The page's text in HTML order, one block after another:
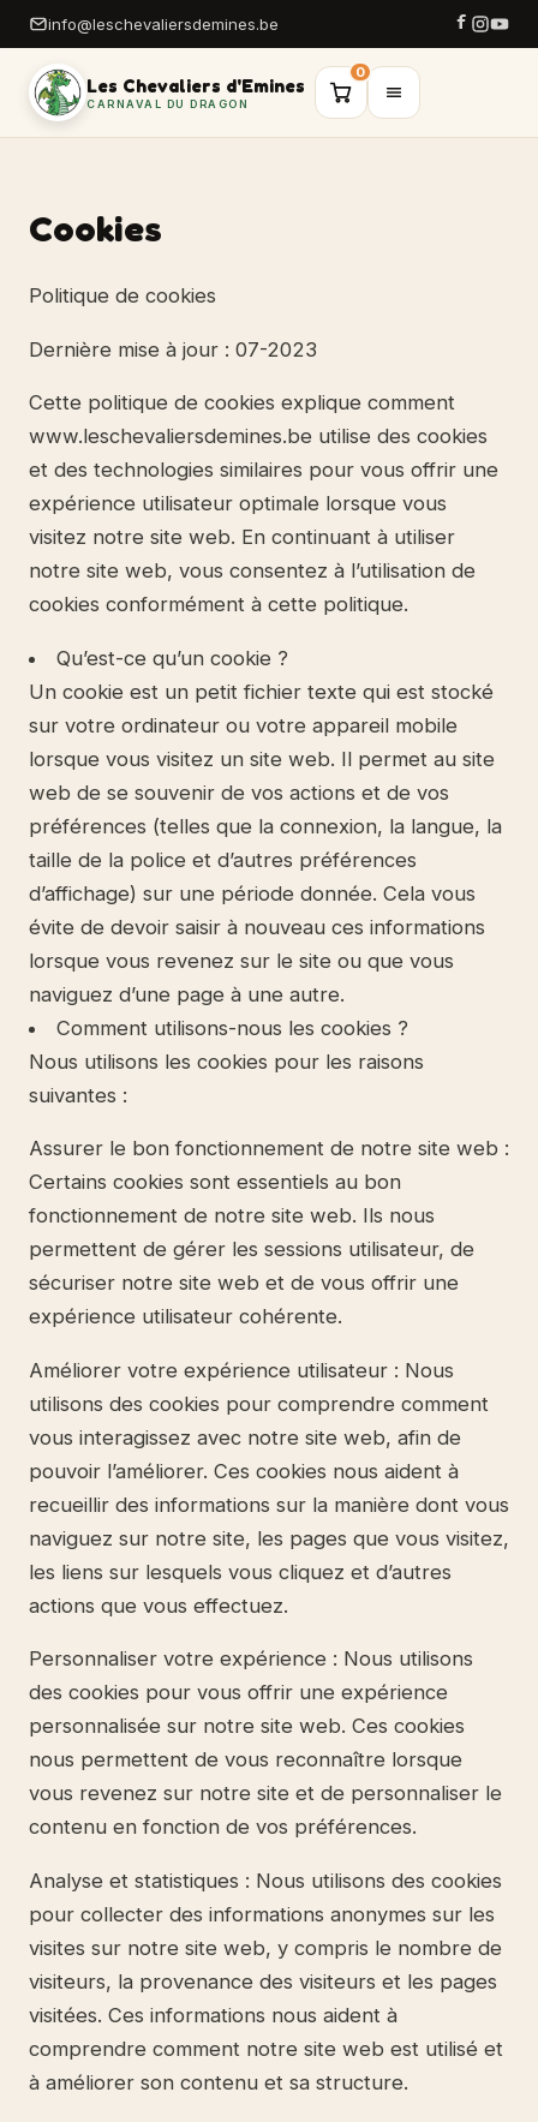
info@leschevaliersdemines.be
Les Chevaliers d'Emines
CARNAVAL DU DRAGON
0
Cookies
Politique de cookies
Dernière mise à jour : 07-2023
Cette politique de cookies explique comment
www.leschevaliersdemines.be utilise des cookies
et des technologies similaires pour vous offrir une
expérience utilisateur optimale lorsque vous
visitez notre site web. En continuant à utiliser
notre site web, vous consentez à l’utilisation de
cookies conformément à cette politique.
Qu’est-ce qu’un cookie ?
Un cookie est un petit fichier texte qui est stocké
sur votre ordinateur ou votre appareil mobile
lorsque vous visitez un site web. Il permet au site
web de se souvenir de vos actions et de vos
préférences (telles que la connexion, la langue, la
taille de la police et d’autres préférences
d’affichage) sur une période donnée. Cela vous
évite de devoir saisir à nouveau ces informations
lorsque vous revenez sur le site ou que vous
naviguez d’une page à une autre.
Comment utilisons-nous les cookies ?
Nous utilisons les cookies pour les raisons
suivantes :
Assurer le bon fonctionnement de notre site web :
Certains cookies sont essentiels au bon
fonctionnement de notre site web. Ils nous
permettent de gérer les sessions utilisateur, de
sécuriser notre site web et de vous offrir une
expérience utilisateur cohérente.
Améliorer votre expérience utilisateur : Nous
utilisons des cookies pour comprendre comment
vous interagissez avec notre site web, afin de
pouvoir l’améliorer. Ces cookies nous aident à
recueillir des informations sur la manière dont vous
naviguez sur notre site, les pages que vous visitez,
les liens sur lesquels vous cliquez et d’autres
actions que vous effectuez.
Personnaliser votre expérience : Nous utilisons
des cookies pour vous offrir une expérience
personnalisée sur notre site web. Ces cookies
nous permettent de vous reconnaître lorsque
vous revenez sur notre site et de personnaliser le
contenu en fonction de vos préférences.
Analyse et statistiques : Nous utilisons des cookies
pour collecter des informations anonymes sur les
visites sur notre site web, y compris le nombre de
visiteurs, la provenance des visiteurs et les pages
visitées. Ces informations nous aident à
comprendre comment notre site web est utilisé et
à améliorer son contenu et sa structure.